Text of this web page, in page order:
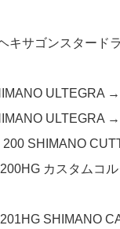
キサゴンスタード
ULTEGRA
ULTEGRA
SHIMANO
カスタムコ
SHIMANO